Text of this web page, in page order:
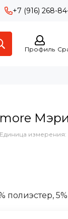
+7 (916) 268-
Профиль
Единица измерения:
полиэстер, 5%